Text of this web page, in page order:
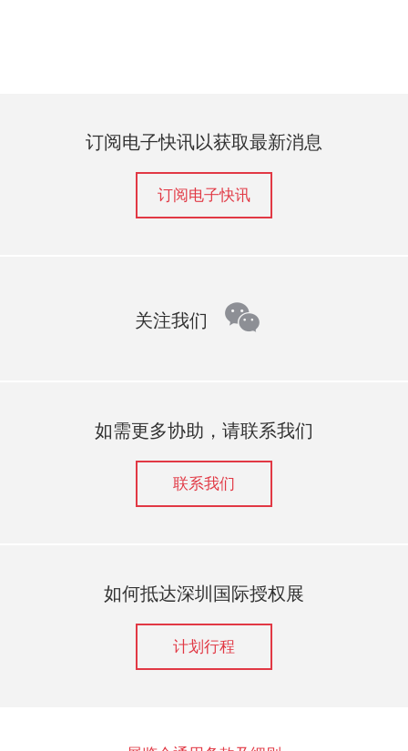
订阅电子快讯以获取最新消息
订阅电子快讯
关注我们 wechat
如需更多协助，请联系我们
联系我们
如何抵达深圳国际授权展
计划行程